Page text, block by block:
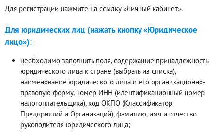
Для регистрации нажмите на ссылку «Личный кабинет».
Для юридических лиц (нажать кнопку «Юридическое
лицо»):
необходимо заполнить поля, содержащие принадлежность
юридического лица к стране (выбрать из списка),
наименование юридического лица и его организационно-
правовую форму, номер ИНН (идентификационный номер
налогоплательщика), код ОКПО (Классификатор
Предприятий и Организаций), фамилию, имя и отчество
руководителя юридического лица;